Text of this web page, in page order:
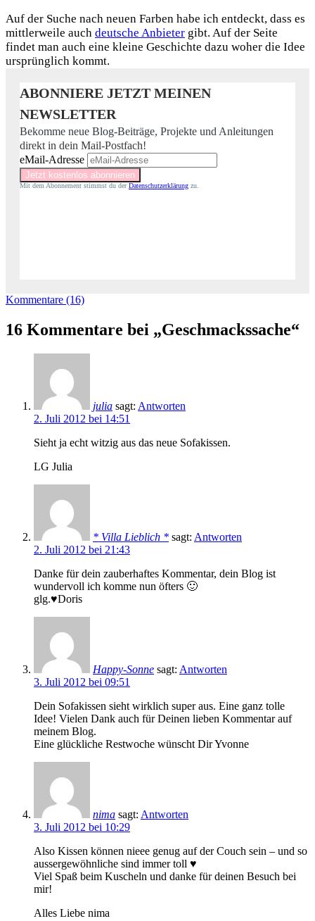
Auf der Suche nach neuen Farben habe ich entdeckt, dass es
mittlerweile auch deutsche Anbieter gibt. Auf der Seite
findet man auch eine kleine Geschichte dazu woher die Idee
ursprünglich kommt.
ABONNIERE JETZT MEINEN
NEWSLETTER
Bekomme neue Blog-Beiträge, Projekte und Anleitungen
direkt in dein Mail-Postfach!
eMail-Adresse
Mit dem Abonnement stimmst du derDatenschutzerklärung zu.
Kommentare (16)
16 Kommentare bei „Geschmackssache“
julia sagt: Antworten
2. Juli 2012 bei 14:51
Sieht ja echt witzig aus das neue Sofakissen.
LG Julia
* Villa Lieblich * sagt: Antworten
2. Juli 2012 bei 21:43
Danke für dein zauberhaftes Kommentar, dein Blog ist
wundervoll ich komme nun öfters 🙂
glg.♥Doris
Happy-Sonne sagt: Antworten
3. Juli 2012 bei 09:51
Dein Sofakissen sieht wirklich super aus. Eine ganz tolle
Idee! Vielen Dank auch für Deinen lieben Kommentar auf
meinem Blog.
Eine glückliche Restwoche wünscht Dir Yvonne
nima sagt: Antworten
3. Juli 2012 bei 10:29
Also Kissen können nieee genug auf der Couch sein – und so
aussergewöhnliche sind immer toll ♥
Viel Spaß beim Kuscheln und danke für deinen Besuch bei
mir!
Alles Liebe nima